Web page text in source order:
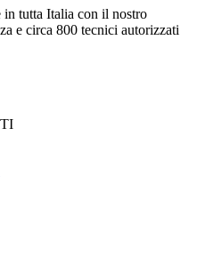
in tutta Italia con il nostro
e circa 800 tecnici autorizzati